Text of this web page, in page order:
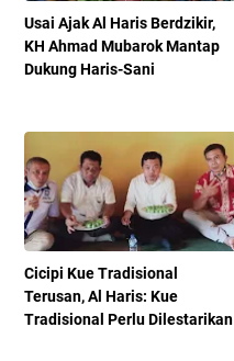
Usai Ajak Al Haris Berdzikir,
KH Ahmad Mubarok Mantap
Dukung Haris-Sani
Cicipi Kue Tradisional
Terusan, Al Haris: Kue
Tradisional Perlu Dilestarikan